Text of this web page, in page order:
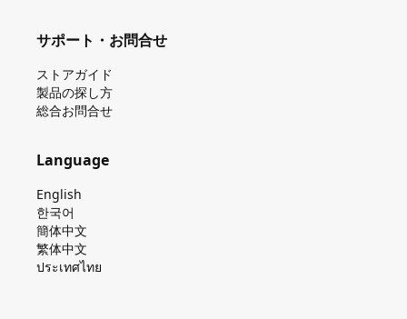
サポート・お問合せ
ストアガイド
製品の探し⽅
総合お問合せ
Language
English
한국어
簡体中文
繁体中文
ประเทศไทย